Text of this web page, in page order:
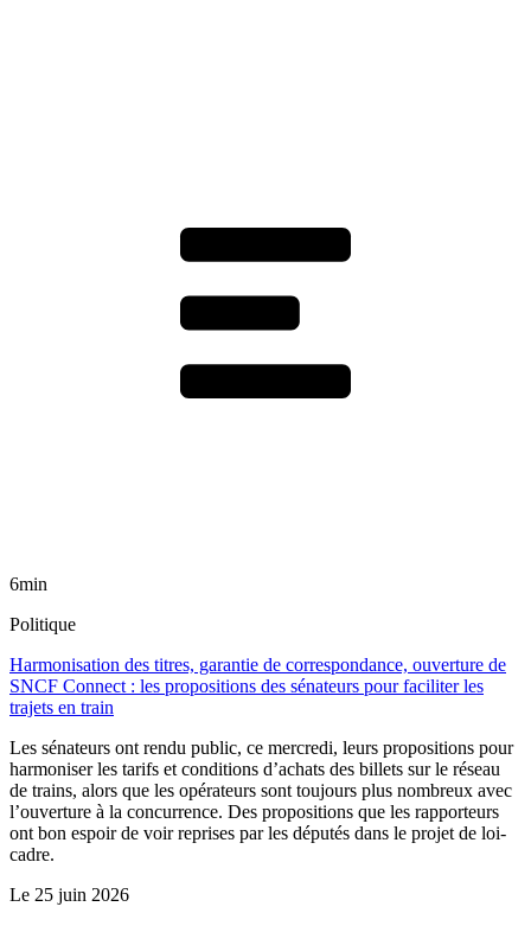
6min
Politique
Harmonisation des titres, garantie de correspondance, ouverture de
SNCF Connect : les propositions des sénateurs pour faciliter les
trajets en train
Les sénateurs ont rendu public, ce mercredi, leurs propositions pour
harmoniser les tarifs et conditions d’achats des billets sur le réseau
de trains, alors que les opérateurs sont toujours plus nombreux avec
l’ouverture à la concurrence. Des propositions que les rapporteurs
ont bon espoir de voir reprises par les députés dans le projet de loi-
cadre.
Le 25 juin 2026